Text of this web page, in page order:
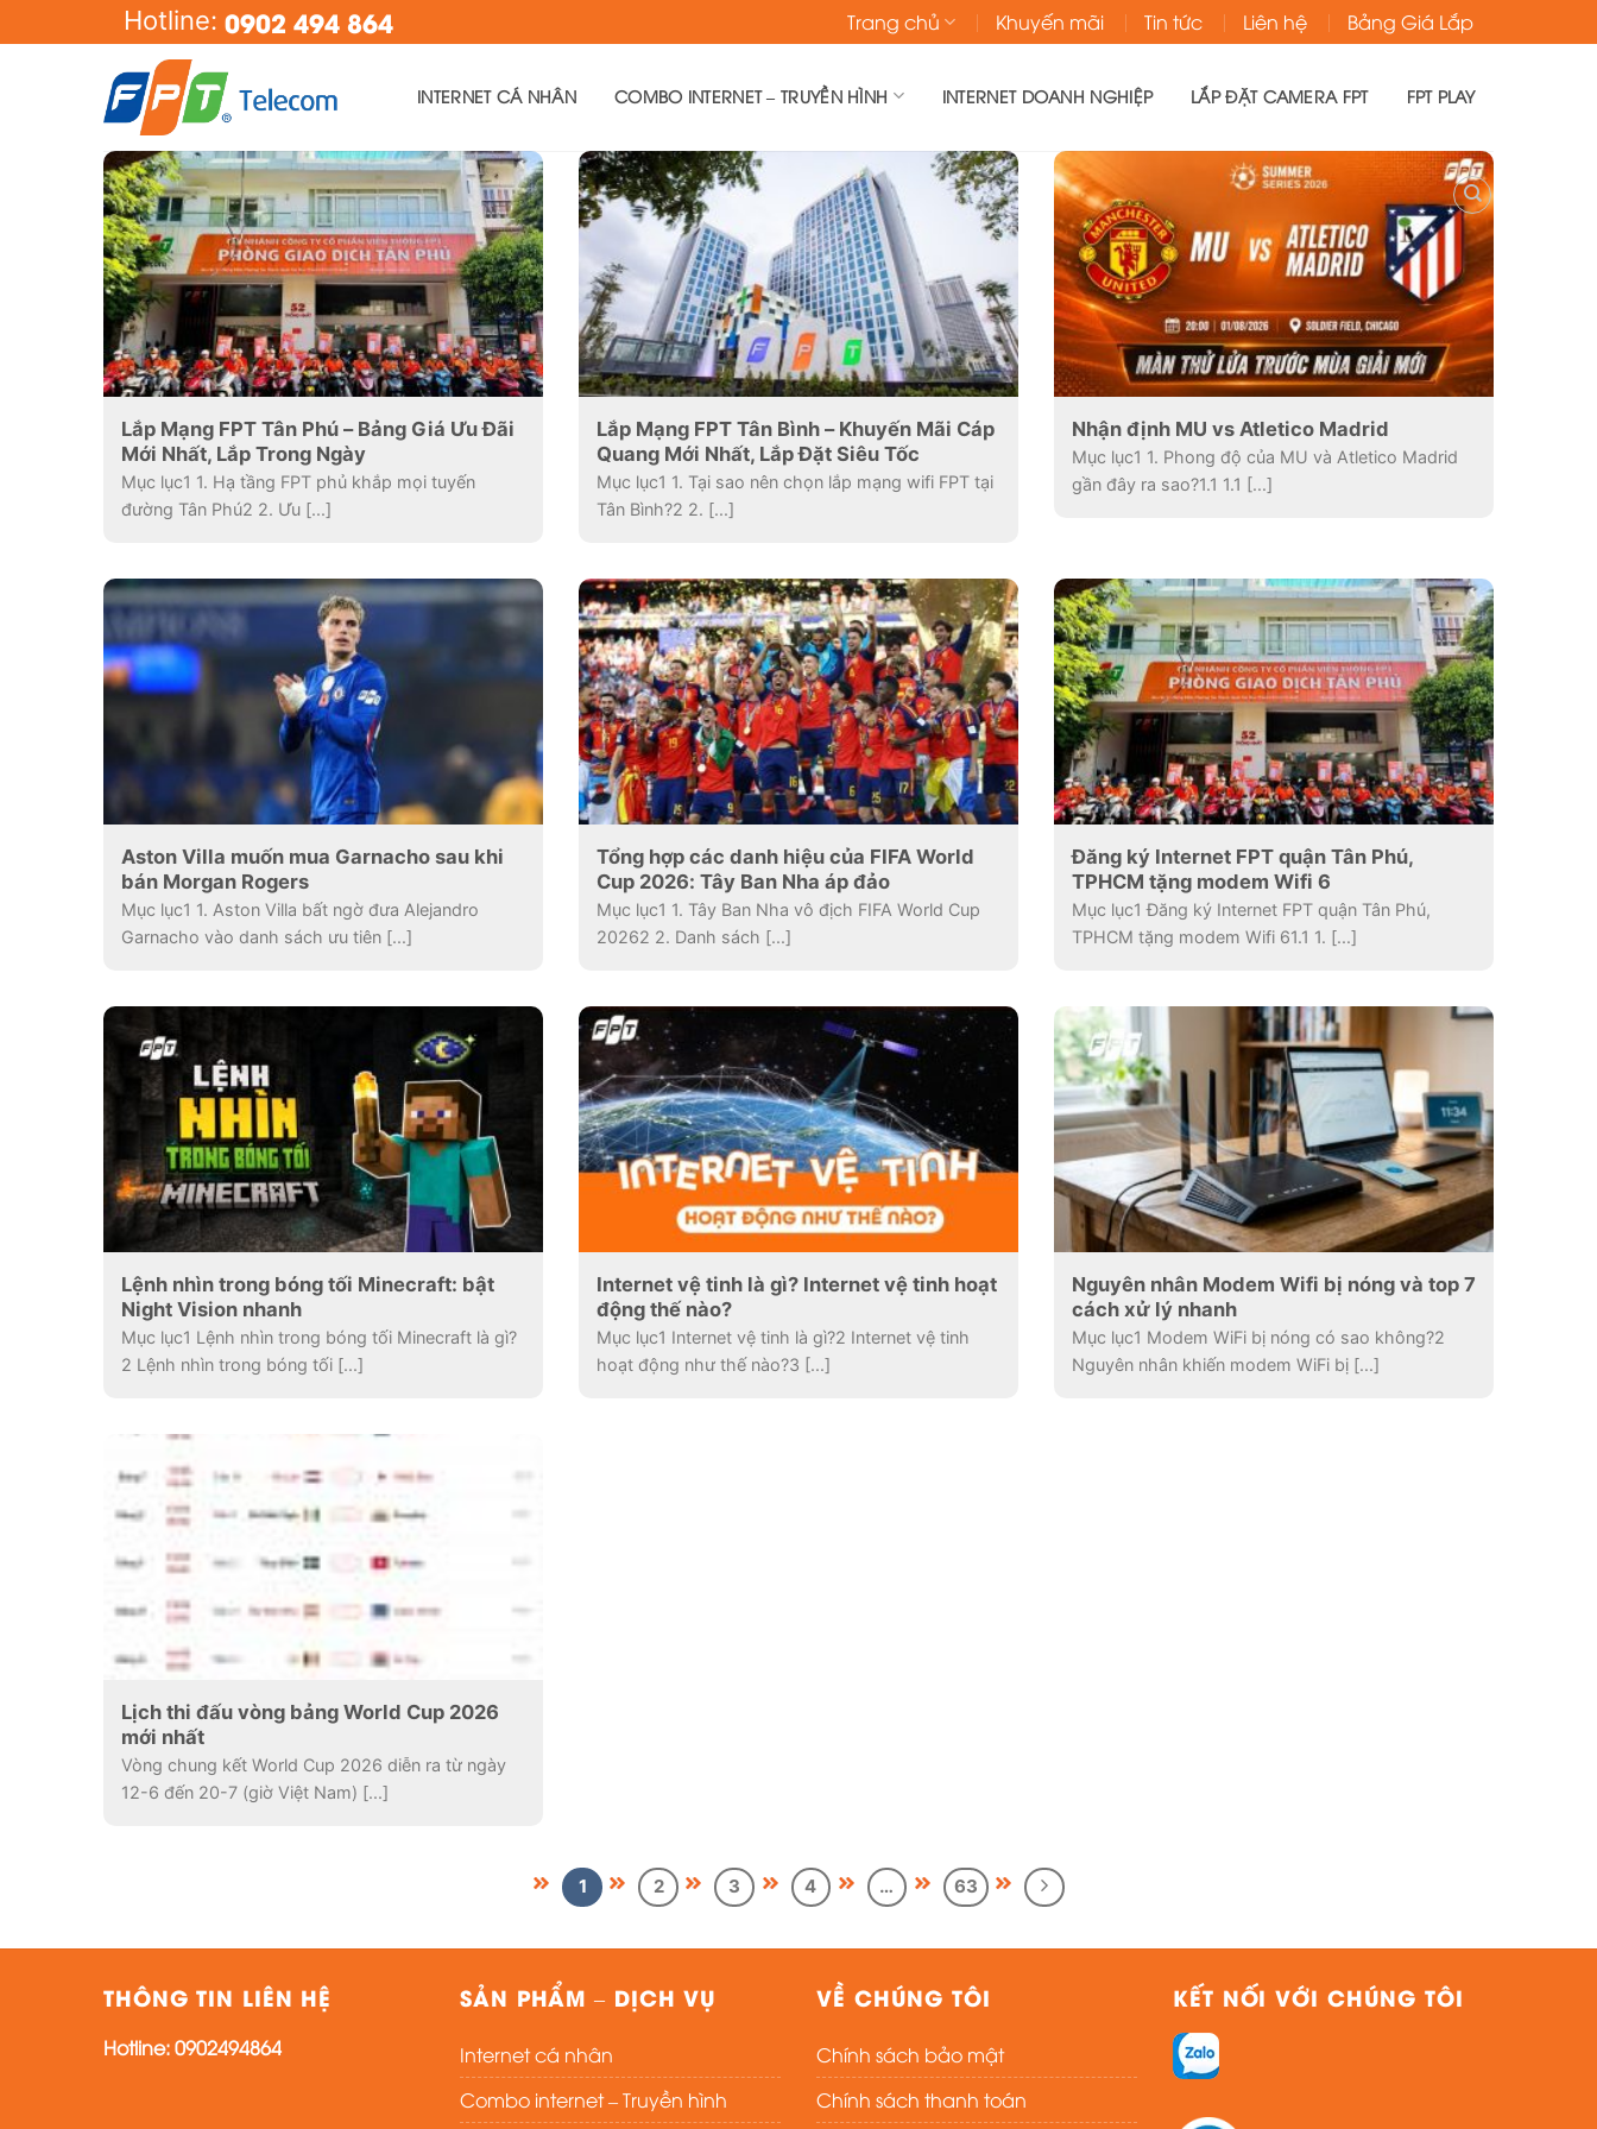
to
Hotline: 0902 494 864 Trang chủ Khuyến mãi Tin tức Liên hệ Bảng Giá Lắp
INTERNET CÁ NHÂN COMBO INTERNET – TRUYỀN HÌNH INTERNET DOANH NGHIỆP LẮP ĐẶT CAMERA FPT FPT PLAY
Lắp Mạng FPT Tân Phú – Bảng Giá Ưu Đãi
Mới Nhất, Lắp Trong Ngày
Mục lục1 1. Hạ tầng FPT phủ khắp mọi tuyến
đường Tân Phú2 2. Ưu [...]
Lắp Mạng FPT Tân Bình – Khuyến Mãi Cáp
Quang Mới Nhất, Lắp Đặt Siêu Tốc
Mục lục1 1. Tại sao nên chọn lắp mạng wifi FPT tại
Tân Bình?2 2. [...]
Nhận định MU vs Atletico Madrid
Mục lục1 1. Phong độ của MU và Atletico Madrid
gần đây ra sao?1.1 1.1 [...]
Aston Villa muốn mua Garnacho sau khi
bán Morgan Rogers
Mục lục1 1. Aston Villa bất ngờ đưa Alejandro
Garnacho vào danh sách ưu tiên [...]
Tổng hợp các danh hiệu của FIFA World
Cup 2026: Tây Ban Nha áp đảo
Mục lục1 1. Tây Ban Nha vô địch FIFA World Cup
20262 2. Danh sách [...]
Đăng ký Internet FPT quận Tân Phú,
TPHCM tặng modem Wifi 6
Mục lục1 Đăng ký Internet FPT quận Tân Phú,
TPHCM tặng modem Wifi 61.1 1. [...]
Lệnh nhìn trong bóng tối Minecraft: bật
Night Vision nhanh
Mục lục1 Lệnh nhìn trong bóng tối Minecraft là gì?
2 Lệnh nhìn trong bóng tối [...]
Internet vệ tinh là gì? Internet vệ tinh hoạt
động thế nào?
Mục lục1 Internet vệ tinh là gì?2 Internet vệ tinh
hoạt động như thế nào?3 [...]
Nguyên nhân Modem Wifi bị nóng và top 7
cách xử lý nhanh
Mục lục1 Modem WiFi bị nóng có sao không?2
Nguyên nhân khiến modem WiFi bị [...]
Lịch thi đấu vòng bảng World Cup 2026
mới nhất
Vòng chung kết World Cup 2026 diễn ra từ ngày
12-6 đến 20-7 (giờ Việt Nam) [...]
1 2 3 4 … 63
THÔNG TIN LIÊN HỆ
Hotline:0902494864
SẢN PHẨM – DỊCH VỤ
Internet cá nhân
Combo internet – Truyền hình
VỀ CHÚNG TÔI
Chính sách bảo mật
Chính sách thanh toán
KẾT NỐI VỚI CHÚNG TÔI